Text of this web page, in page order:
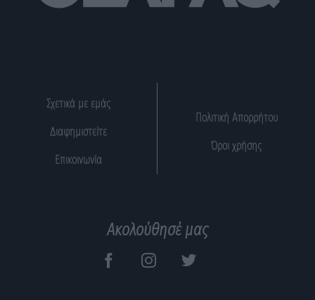
Σχετικά με εμάς
Διαφημιστείτε
Επικοινωνία
Πολιτική Απορρήτου
Όροι χρήσης
Ακολούθησέ μας